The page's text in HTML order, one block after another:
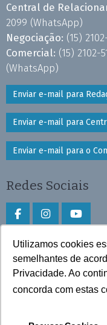
Utilizamos cookies
semelhantes de
Privacidade. Ao
concorda com estas
Central de
2099 (WhatsApp)
Negociação: (15)
Comercial: (15) 2102-
(WhatsApp)
Enviar e-mail para
Enviar e-mail para
Enviar e-mail para o
Redes Sociais
Faça download do
Play Store e App Store
Todos os